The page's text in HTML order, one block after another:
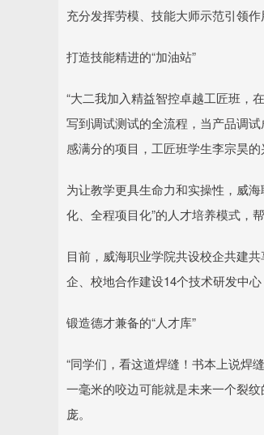
充分发挥劳模、技能大师示范引领
打造技能精进的“加油站”
“大二我加入精益智控卓越工匠班，
写到调试测试的全流程，当产品调
感满分的项目，工匠班学生李宗昊的
为让教学更具生命力和实操性，威
化、全程项目化”的人才培养模式，
目前，威海职业学院共设校企共建
企、校地合作建设14个技术研发中心
锻造德才兼备的“人才库”
“同学们，看这道焊缝！书本上说焊
一毫米的咬边可能就是未来一个裂
庞。